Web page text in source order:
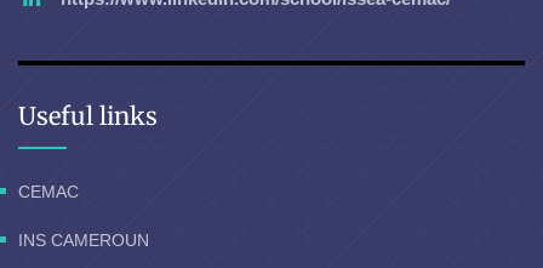
Useful links
CEMAC
INS CAMEROUN